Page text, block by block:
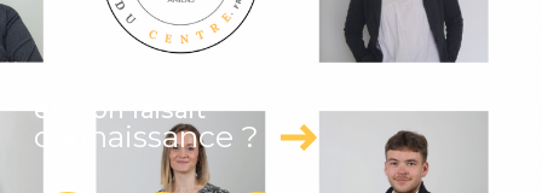
et si on faisait
connaissance ?